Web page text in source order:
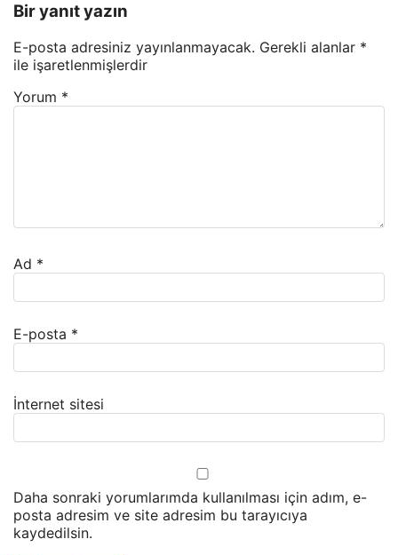
Bir yanıt yazın
E-posta adresiniz yayınlanmayacak. Gerekli alanlar *
ile işaretlenmişlerdir
Yorum *
Ad *
E-posta *
İnternet sitesi
Daha sonraki yorumlarımda kullanılması için adım, e-
posta adresim ve site adresim bu tarayıcıya
kaydedilsin.